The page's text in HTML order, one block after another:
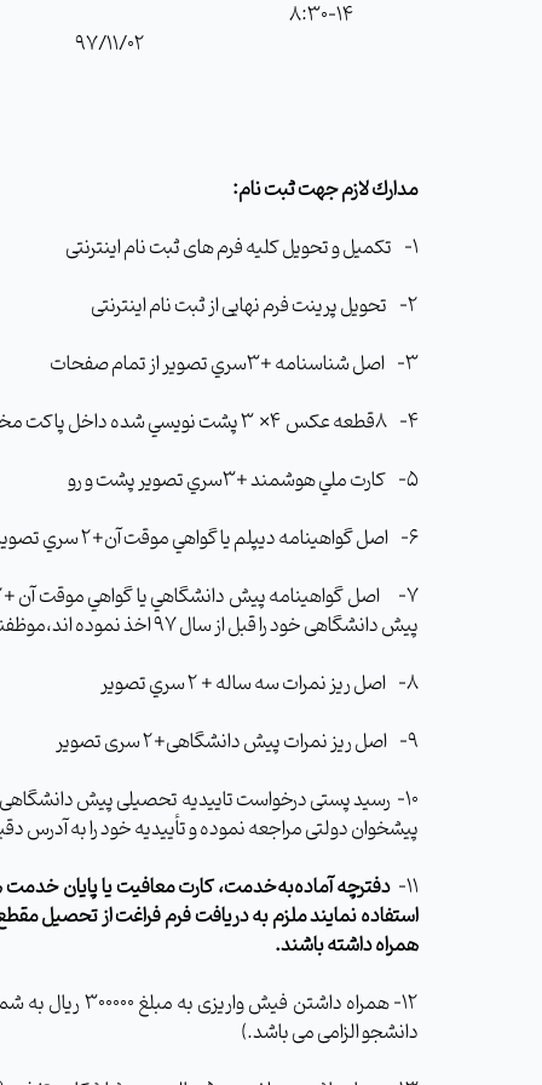
8:30-14
97/11/02
مدارك لازم جهت ثبت نام:
1- تکمیل و تحویل کلیه فرم های ثبت نام اینترنتی
2- تحویل پرینت فرم نهایی از ثبت نام اینترنتی
3- اصل شناسنامه +3سري تصوير از تمام صفحات
4- 8قطعه عكس 4× 3 پشت نويسي شده داخل پاکت مخصوص عکس
5- كارت ملي هوشمند +3سري تصوير پشت و رو
6- اصل گواهينامه دیپلم يا گواهي موقت آن+2 سري تصوير
پیش دانشگاهی خود را قبل از سال 97 اخذ نموده اند،موظفنداصل مدرک پیش دانشگاهی و متوسطه خود را از محل تحصیل خود دریافت و در روز تحویل مدارک به همراه داشته باشند.)
8- اصل ريز نمرات سه ساله + 2 سري تصوير
9- اصل ریز نمرات پیش دانشگاهی+2 سری تصویر
10- رسید پستی درخواست تاییدیه تحصیلی پیش
پیشخوان دولتی مراجعه نموده و تأییدیه خود را به آدرس
11- دفترچه آماده‌به‌خدمت، كارت معافيت يا پايان
استفاده نمایند ملزم به دریافتفرم فراغت از تحصیل
همراه داشته باشند.
دانشجو الزامی می باشد.)